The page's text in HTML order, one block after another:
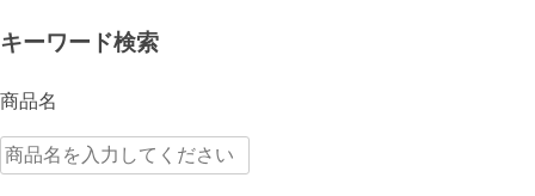
キーワード検索
商品名